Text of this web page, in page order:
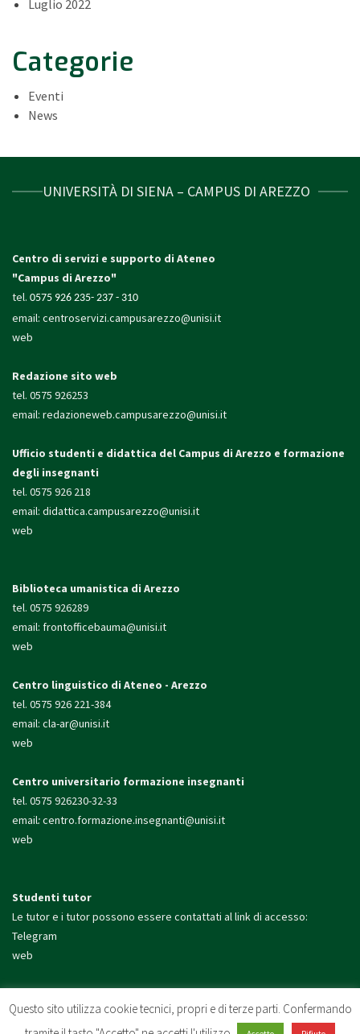
Luglio 2022
Categorie
Eventi
News
UNIVERSITÀ DI SIENA – CAMPUS DI AREZZO
Centro di servizi e supporto di Ateneo
"Campus di Arezzo"
tel. 0575 926 235- 237 - 310
email: centroservizi.campusarezzo@unisi.it
web
Redazione sito web
tel. 0575 926253
email: redazioneweb.campusarezzo@unisi.it
Ufficio studenti e didattica del Campus di Arezzo e formazione
degli insegnanti
tel. 0575 926 218
email: didattica.campusarezzo@unisi.it
web
Biblioteca umanistica di Arezzo
tel. 0575 926289
email: frontofficebauma@unisi.it
web
Centro linguistico di Ateneo - Arezzo
tel. 0575 926 221-384
email: cla-ar@unisi.it
web
Centro universitario formazione insegnanti
tel. 0575 926230-32-33
email:centro.formazione.insegnanti@unisi.it
web
Studenti tutor
Le tutor e i tutor possono essere contattati al link di accesso:
Telegram
web
tel. 0575 926200
Questo sito utilizza cookie tecnici, propri e di terze parti. Confermando